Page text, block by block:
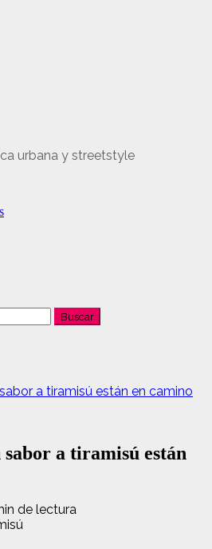
urbana y streetstyle
a tiramisú están en camino
sabor a tiramisú están
de lectura